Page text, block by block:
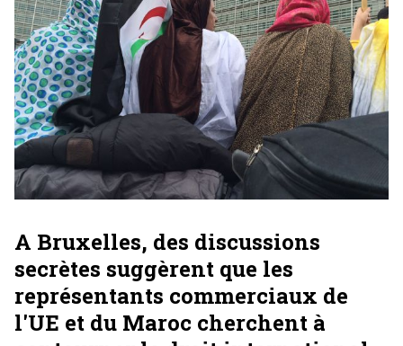
A Bruxelles, des discussions
secrètes suggèrent que les
représentants commerciaux de
l'UE et du Maroc cherchent à